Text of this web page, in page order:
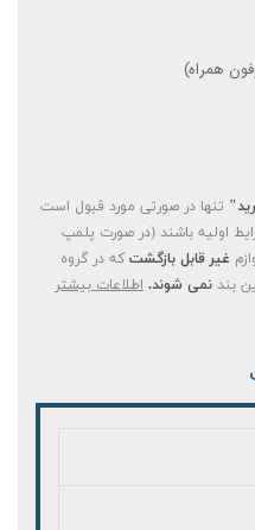
همراه)
تنها در صورتی مورد قبول است
اولیه باشند (در صورت پلمپ
غیر قابل بازگشت که در گروه
بند نمی شوند. اطلاعات بیشتر